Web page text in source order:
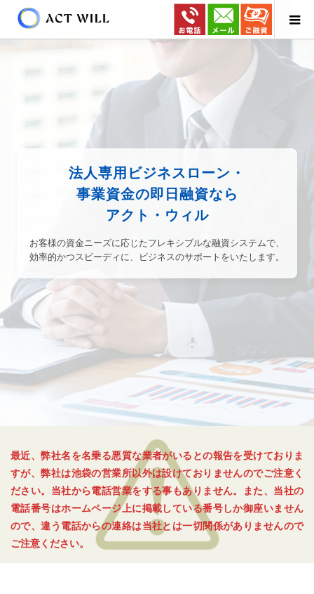
法人専用ビジネスローン・
事業資金の即日融資なら
アクト・ウィル
お客様の資金ニーズに応じたフレキシブルな融資システムで、
効率的かつスピーディに、ビジネスのサポートをいたします。
最近、弊社名を名乗る悪質な業者がいるとの報告を受けておりま
すが、弊社は池袋の営業所以外は設けておりませんのでご注意く
ださい。当社から電話営業をする事もありません。また、当社の
電話番号はホームページ上に掲載している番号しか御座いません
ので、違う電話からの連絡は当社とは一切関係がありませんので
ご注意ください。